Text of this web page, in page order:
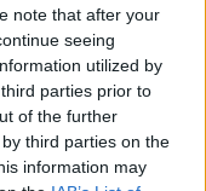
note that after your
seeing
utilized by
parties prior to
of the further
third parties on the
information may